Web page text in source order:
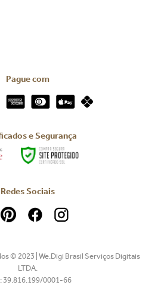
Pague com
e Segurança
Redes Sociais
© 2023 | We.Digi Brasil Serviços Digitais
LTDA.
39.816.199/0001-66